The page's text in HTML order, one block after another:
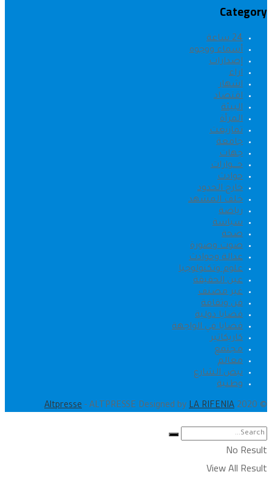
Category
24 ساعة
أسماء ووجوه
إصدارات
اراء
اشهار
اقتصاد
البيئة
المرأة
تمازيغت
جامعة
جهات
حــــوارات
حوادث
خارج الحدود
خلف المشهد
رياضة
سياسة
صحة
صوت وصورة
عدالة وحوادث
علوم وتكنولوجيا
عين الحقيقة
غير مصنف
فن وثقافة
قضايا دولية
قضايا في الواجهة
كاريكاتير
مجتمع
معالم
نبض الشارع
وطنية
© 2020
Altpresse - ALTPRESSE Designed by LA RIFENIA
.
No Result
View All Result